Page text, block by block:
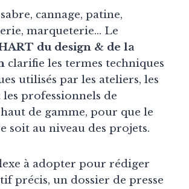
cannage, patine,
marqueterie… Le
du design & de la
clarifie les termes techniques
utilisés par les ateliers, les
professionnels de
de gamme, pour que le
soit au niveau des projets.
à adopter pour rédiger
précis, un dossier de presse